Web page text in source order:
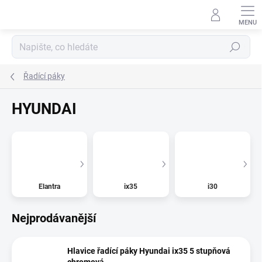
Hledat
Řadící páky
HYUNDAI
Elantra ix35 i30
Nejprodávanější
Hlavice řadící páky Hyundai ix35 5 stupňová